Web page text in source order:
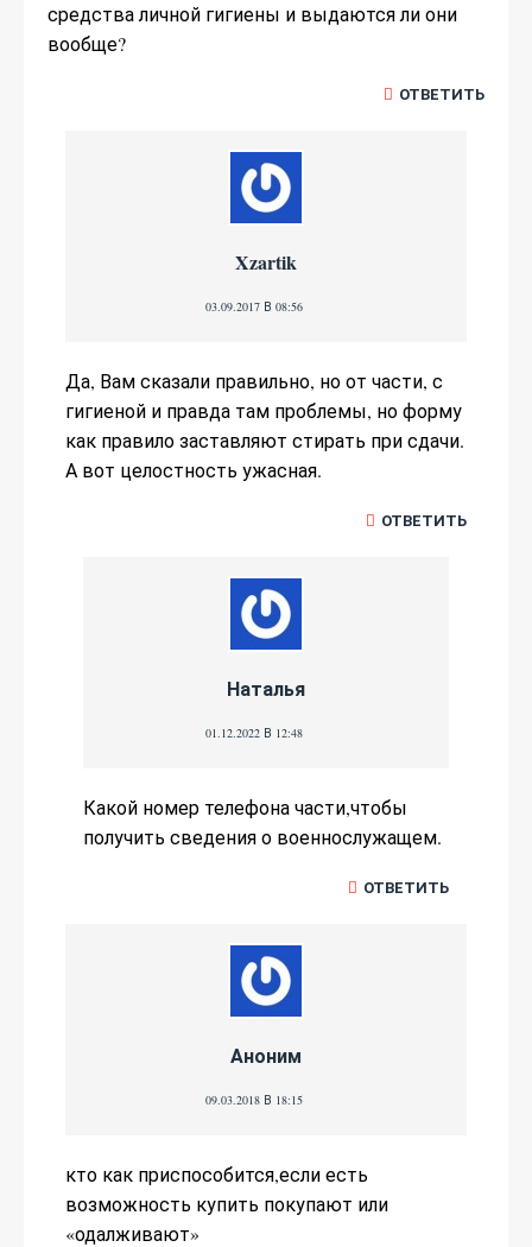
средства личной гигиены и выдаются ли они
вообще?
ОТВЕТИТЬ
Xzartik
03.09.2017 В 08:56
Да, Вам сказали правильно, но от части, с
гигиеной и правда там проблемы, но форму
как правило заставляют стирать при сдачи.
А вот целостность ужасная.
ОТВЕТИТЬ
Наталья
01.12.2022 В 12:48
Какой номер телефона части,чтобы
получить сведения о военнослужащем.
ОТВЕТИТЬ
Аноним
09.03.2018 В 18:15
кто как приспособится,если есть
возможность купить покупают или
«одалживают»